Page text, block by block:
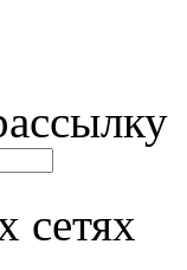
сетях